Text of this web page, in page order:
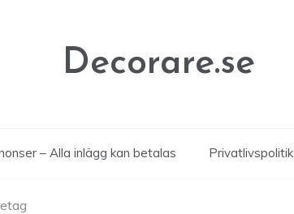
Decorare.se
– Alla inlägg kan betalas Privatlivspolitik